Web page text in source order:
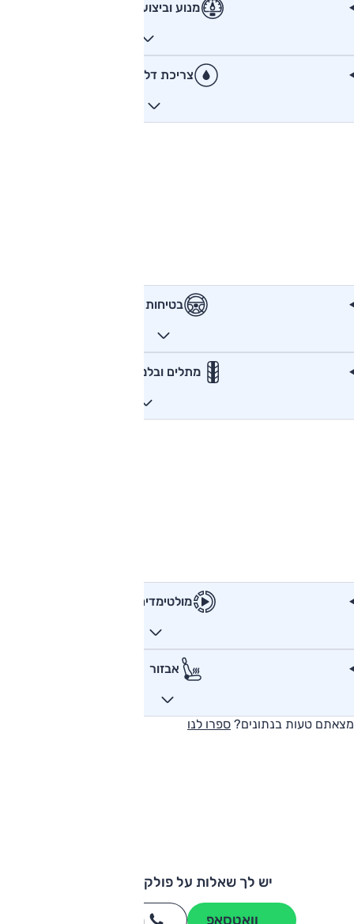
מנוע וביצועים
צריכת דלק
בטיחות
מתלים ובלמים
מולטימדיה
אבזור
מצאתם טעות בנתונים? ספרו לנו
יש לך שאלות על פולקסווגן פולו?
וואטסאפ חייגו